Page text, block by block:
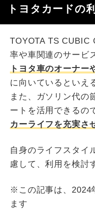
トヨタカードの
TOYOTA TS CUBIC
率や車関連のサービ
トヨタ車のオーナー
に向いているといえ
また、ガソリン代の
ートを活用できるの
カーライフを充実さ
自身のライフスタイ
慮して、利用を検討
※この記事は、2024
ます